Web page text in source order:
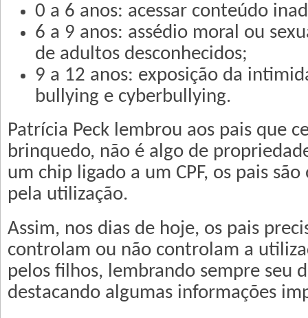
0 a 6 anos: acessar conteúdo
6 a 9 anos: assédio moral ou
de adultos desconhecidos;
9 a 12 anos: exposição da
bullying e cyberbullying.
Patrícia Peck lembrou aos pais que
brinquedo, não é algo de
um chip ligado a um CPF, os pais são
pela utilização.
Assim, nos dias de hoje, os pais
controlam ou não controlam a
pelos filhos, lembrando sempre seu
destacando algumas informações